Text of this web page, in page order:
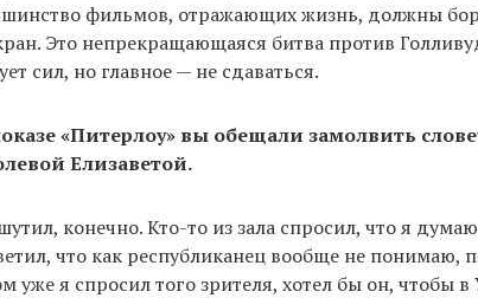
фильмов, отражающих жизнь, должны
Это непрекращающаяся битва против
сил, но главное — не сдаваться.
«Питерлоу» вы обещали замолвить
Елизаветой.
конечно. Кто-то из зала спросил, что я
что как республиканец вообще не понимаю,
уже я спросил того зрителя, хотел бы он, чтобы